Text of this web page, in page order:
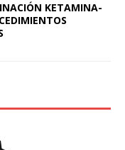
KETAMINA-